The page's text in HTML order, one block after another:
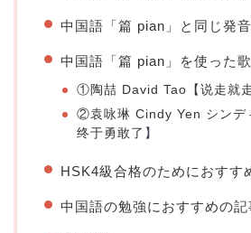
中国語「篇 pian」と同じ発
中国語「篇 pian」を使った歌
①陶喆 David Tao【说走就
②袁咏琳 Cindy Yen シンデ
终于勇敢了 】
HSK4級合格のためにおすす
中国語の勉強におすすめの記